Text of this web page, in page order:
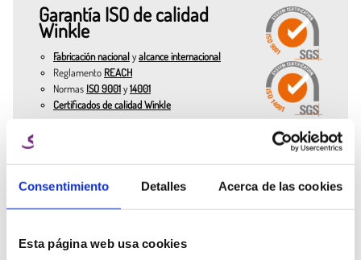
Consentimiento Detalles Acerca de las cookies
Esta página web usa cookies
Con diámetros precisos de 1,75 mm, este Filamento PETG se funde
uniformemente a temperaturas entre 220ºC y 240ºC, asegurando
impresiones limpias, sin warping, y con gran detalle. La cama
recomendada entre 60ºC y 80ºC.
Dispones de tres presentaciones para elegir según tus necesidades:
300 g – Ideal para pruebas o pequeños proyectos.
1 kg – El estándar para uso regular.
3 kg – Perfecto para producciones largas o uso profesional.
Aplicaciones del Filamento PETG para impresión 3D
Piezas mecánicas resistentes.
Modelos arquitectónicos y decorativos.
Garantía ISO de calidad
Winkle
Fabricación nacionalyalcance internacional
Reglamento REACH
Normas ISO 9001y14001
Certificados de calidad Winkle
¿Necesitas ayuda
de un experto?
recibe ayuda experta para
Ana Manchado